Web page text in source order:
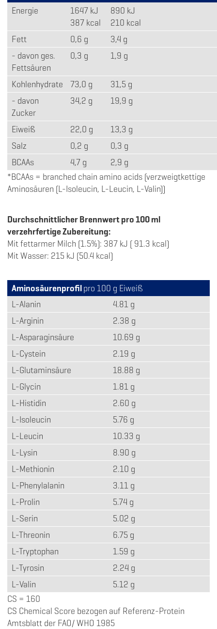
Energie
1647 kJ
387 kcal
890 kJ
210 kcal
Fett
0,6 g
3,4 g
- davon ges.
Fettsäuren
0,3 g 1,9 g
Kohlenhydrate 73,0 g
31,5 g
- davon
Zucker
34,2 g 19,9 g
Eiweiß 22,0 g
13,3 g
Salz
0,2 g
0,3 g
BCAAs
4,7 g
2,9 g
*BCAAs = branched chain amino acids (verzweigtkettige
Aminosäuren (L-Isoleucin, L-Leucin, L-Valin))
Durchschnittlicher Brennwert pro 100 ml
verzehrfertige Zubereitung:
Mit fettarmer Milch (1.5%): 387 kJ ( 91.3 kcal)
Mit Wasser: 215 kJ (50.4 kcal)
Aminosäurenprofilpro 100 g Eiweiß
L-Alanin
4.81 g
L-Arginin
2.38 g
L-Asparaginsäure
10.69 g
L-Cystein
2.19 g
L-Glutaminsäure
18.88 g
L-Glycin
1.81 g
L-Histidin
2.60 g
L-Isoleucin
5.76 g
L-Leucin
10.33 g
L-Lysin
8.90 g
L-Methionin
2.10 g
L-Phenylalanin
3.11 g
L-Prolin
5.74 g
L-Serin
5.02 g
L-Threonin
6.75 g
L-Tryptophan
1.59 g
L-Tyrosin
2.24 g
L-Valin
5.12 g
CS = 160
CS Chemical Score bezogen auf Referenz-Protein
Amtsblatt der FAO/ WHO 1985